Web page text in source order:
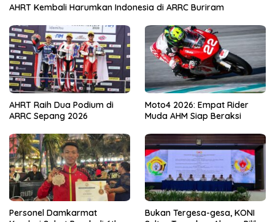
AHRT Kembali Harumkan Indonesia di ARRC Buriram
AHRT Raih Dua Podium di
ARRC Sepang 2026
Moto4 2026: Empat Rider
Muda AHM Siap Beraksi
Personel Damkarmat
Bukan Tergesa-gesa, KONI